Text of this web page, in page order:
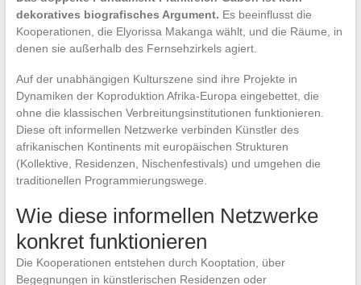
dekoratives biografisches Argument. Es beeinflusst die
Kooperationen, die Elyorissa Makanga wählt, und die Räume, in
denen sie außerhalb des Fernsehzirkels agiert.
Auf der unabhängigen Kulturszene sind ihre Projekte in
Dynamiken der Koproduktion Afrika-Europa eingebettet, die
ohne die klassischen Verbreitungsinstitutionen funktionieren.
Diese oft informellen Netzwerke verbinden Künstler des
afrikanischen Kontinents mit europäischen Strukturen
(Kollektive, Residenzen, Nischenfestivals) und umgehen die
traditionellen Programmierungswege.
Wie diese informellen Netzwerke
konkret funktionieren
Die Kooperationen entstehen durch Kooptation, über
Begegnungen in künstlerischen Residenzen oder